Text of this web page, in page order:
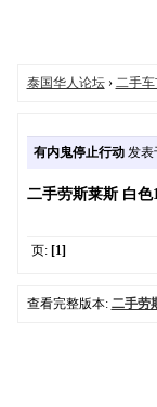
泰国华人论坛› 二手车
有内鬼停止行动发表
二手劳斯莱斯 白色
页: [1]
查看完整版本: 二手劳